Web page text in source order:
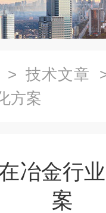
> 技术文章
方案
冶金行
案